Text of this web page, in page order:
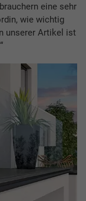
eine sehr
wie wichtig
unserer Artikel ist